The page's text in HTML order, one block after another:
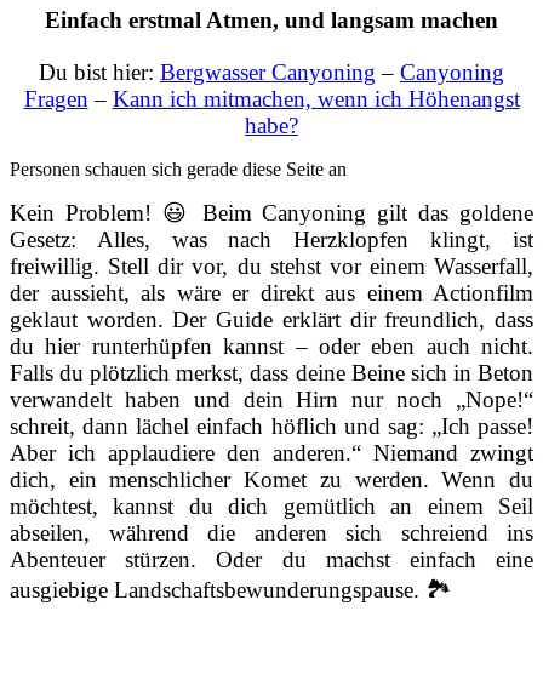
Einfach erstmal Atmen, und langsam machen
Du bist hier: Bergwasser Canyoning – Canyoning
Fragen – Kann ich mitmachen, wenn ich Höhenangst
habe?
Personen schauen sich gerade diese Seite an
Kein Problem! 😃 Beim Canyoning gilt das goldene
Gesetz: Alles, was nach Herzklopfen klingt, ist
freiwillig. Stell dir vor, du stehst vor einem Wasserfall,
der aussieht, als wäre er direkt aus einem Actionfilm
geklaut worden. Der Guide erklärt dir freundlich, dass
du hier runterhüpfen kannst – oder eben auch nicht.
Falls du plötzlich merkst, dass deine Beine sich in Beton
verwandelt haben und dein Hirn nur noch „Nope!“
schreit, dann lächel einfach höflich und sag: „Ich passe!
Aber ich applaudiere den anderen.“ Niemand zwingt
dich, ein menschlicher Komet zu werden. Wenn du
möchtest, kannst du dich gemütlich an einem Seil
abseilen, während die anderen sich schreiend ins
Abenteuer stürzen. Oder du machst einfach eine
ausgiebige Landschaftsbewunderungspause. 🏞